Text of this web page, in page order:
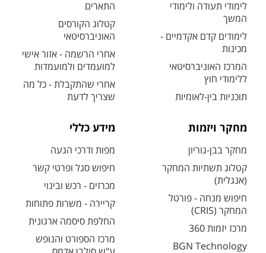
לימודי תעודה ולימודי
המשך
לימודים קדם אקדמיים -
מכינות
המרכז האוניברסיטאי
ללימודי חוץ
תוכניות בין-לאומיות
התארים
קטלוג הקורסים
האוניברסיטאי
אחרי הרשמה - אזור אישי
למועמדים ולמועמדות
אחרי שהתקבלת - כל מה
שצריך לדעת
מחקר ויזמות
מחקר בבן-גוריון
קטלוג תשתיות המחקר
(אנגלית)
חיפוש מנחה - פורטל
המחקר (CRIS)
מרכז יזמות 360
BGN Technology
מידע כללי
מפות ודרכי הגעה
חיפוש סגל ופרטי קשר
מכרזים - רכש ובינוי
קריירה - משרות פתוחות
החלפת סיסמה ארגונית
מרכז הספורט והנופש